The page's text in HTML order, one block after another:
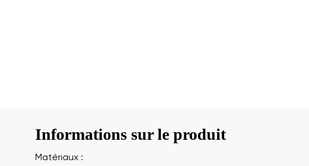
Informations sur le produit
Matériaux :